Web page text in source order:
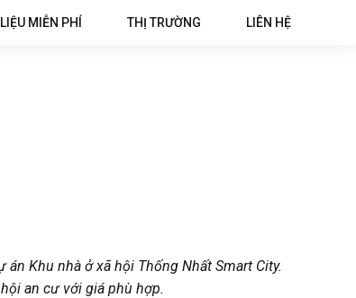
MIỄN PHÍ THỊ TRƯỜNG LIÊN HỆ
Khu nhà ở xã hội Thống Nhất Smart City.
an cư với giá phù hợp.